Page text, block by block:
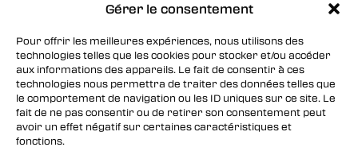
Gérer le consentement
Pour offrir les meilleures expériences, nous utilisons des
technologies telles que les cookies pour stocker et/ou accéder
aux informations des appareils. Le fait de consentir à ces
technologies nous permettra de traiter des données telles que
le comportement de navigation ou les ID uniques sur ce site. Le
fait de ne pas consentir ou de retirer son consentement peut
avoir un effet négatif sur certaines caractéristiques et
fonctions.
SUIVEZ-NOUS
Facebook
Twitter
Instagram